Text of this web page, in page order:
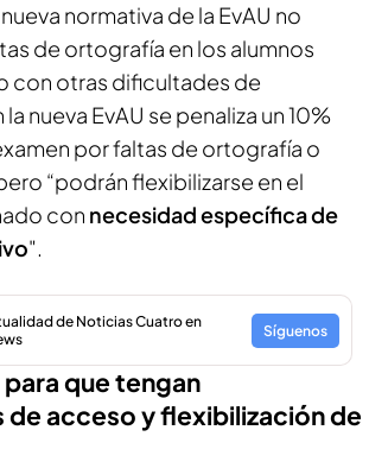
normativa de la EvAU no
de ortografía en los alumnos
con otras dificultades de
nueva EvAU se penaliza un 10%
por faltas de ortografía o
“podrán flexibilizarse en el
con necesidad específica de
".
de Noticias Cuatro en
Síguenos
para que tengan
acceso y flexibilización de